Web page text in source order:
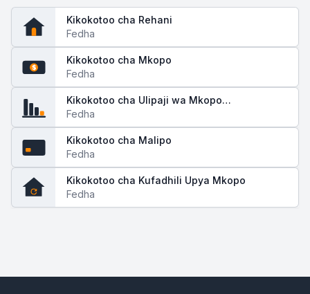
Kikokotoo cha Rehani
Fedha
$
Kikokotoo cha Mkopo
Fedha
Kikokotoo cha Ulipaji wa Mkopo
(Amortization)
Fedha
Kikokotoo cha Malipo
Fedha
Kikokotoo cha Kufadhili Upya Mkopo
Fedha